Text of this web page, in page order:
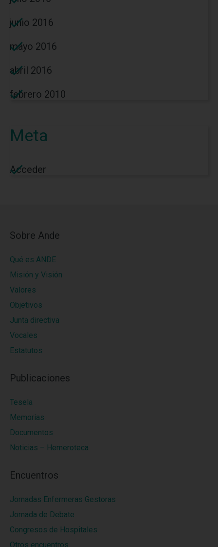
junio 2016
mayo 2016
abril 2016
febrero 2010
Meta
Acceder
Sobre Ande
Qué es ANDE
Misión y Visión
Valores
Objetivos
Junta directiva
Vocales
Estatutos
Publicaciones
Tesela
Memorias
Documentos
Noticias – Hemeroteca
Encuentros
Jornadas Enfermeras Gestoras
Jornada de Debate
Congresos de Hospitales
Otros encuentros